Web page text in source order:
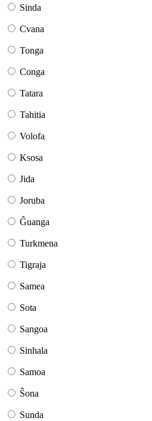
Sinda
Cvana
Tonga
Conga
Tatara
Tahitia
Volofa
Ksosa
Jida
Joruba
Ĝuanga
Turkmena
Tigraja
Samea
Sota
Sangoa
Sinhala
Samoa
Ŝona
Sunda